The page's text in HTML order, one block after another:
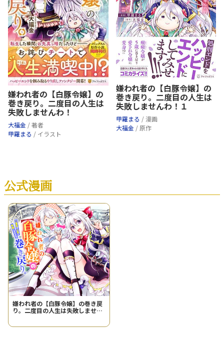
嫌われ者の【白豚令嬢】の
巻き戻り。二度目の人生は
失敗しませんわ！
大福金 / 著者
甲羅まる / イラスト
嫌われ者の【白豚令嬢】の
巻き戻り。二度目の人生は
失敗しませんわ！１
甲羅まる / 漫画
大福金 / 原作
公式漫画
嫌われ者の【白豚令嬢】の巻き戻
り。二度目の人生は失敗しません